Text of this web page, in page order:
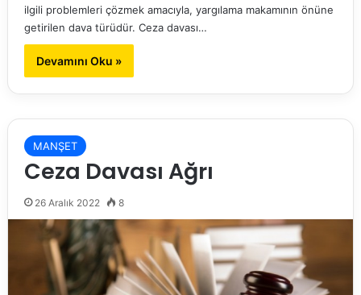
ilgili problemleri çözmek amacıyla, yargılama makamının önüne
getirilen dava türüdür. Ceza davası…
Devamını Oku »
MANŞET
Ceza Davası Ağrı
26 Aralık 2022 8